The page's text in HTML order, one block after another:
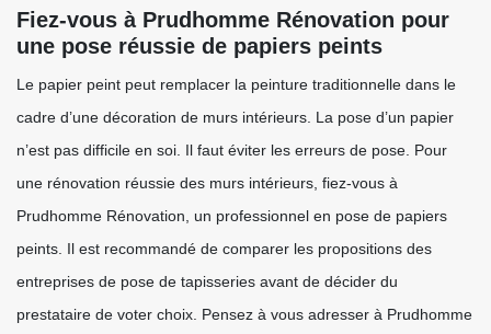
Fiez-vous à Prudhomme Rénovation pour
une pose réussie de papiers peints
Le papier peint peut remplacer la peinture traditionnelle dans le
cadre d’une décoration de murs intérieurs. La pose d’un papier
n’est pas difficile en soi. Il faut éviter les erreurs de pose. Pour
une rénovation réussie des murs intérieurs, fiez-vous à
Prudhomme Rénovation, un professionnel en pose de papiers
peints. Il est recommandé de comparer les propositions des
entreprises de pose de tapisseries avant de décider du
prestataire de voter choix. Pensez à vous adresser à Prudhomme